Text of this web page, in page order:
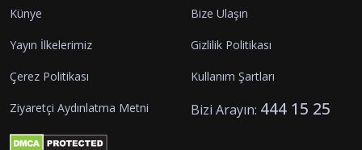
Künye Bize Ulaşın
Yayın İlkelerimiz Gizlilik Politikası
Çerez Politikası Kullanım Şartları
Ziyaretçi Aydınlatma Metni Bizi Arayın: 444 15 25